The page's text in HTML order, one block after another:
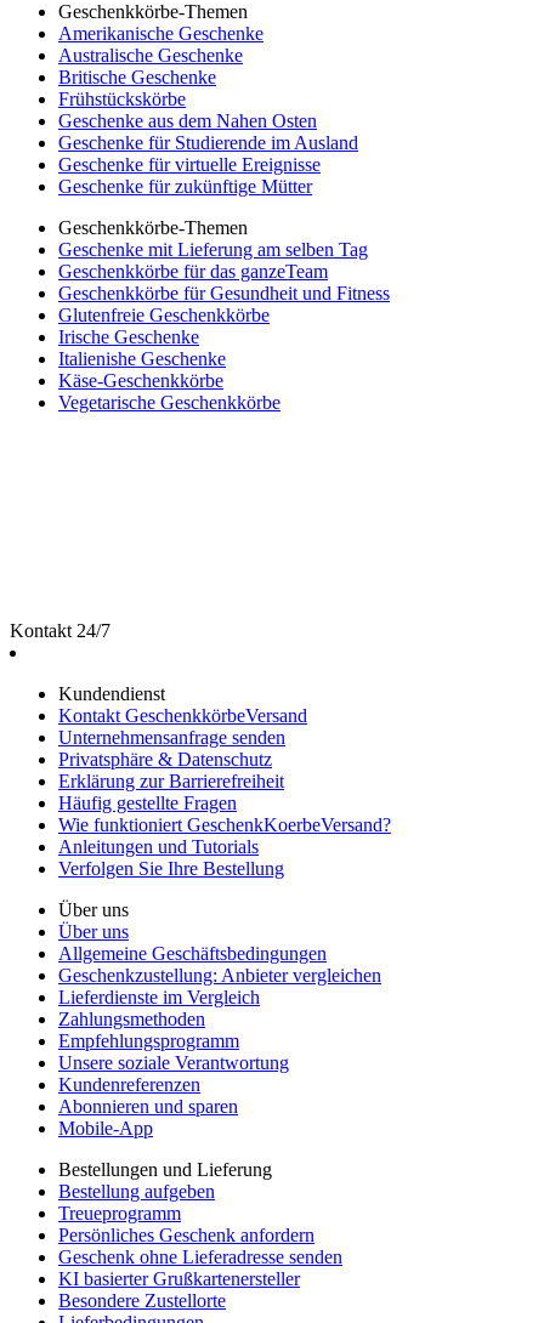
Geschenkkörbe-Themen
Amerikanische Geschenke
Australische Geschenke
Britische Geschenke
Frühstückskörbe
Geschenke aus dem Nahen Osten
Geschenke für Studierende im Ausland
Geschenke für virtuelle Ereignisse
Geschenke für zukünftige Mütter
Geschenkkörbe-Themen
Geschenke mit Lieferung am selben Tag
Geschenkkörbe für das ganzeTeam
Geschenkkörbe für Gesundheit und Fitness
Glutenfreie Geschenkkörbe
Irische Geschenke
Italienishe Geschenke
Käse-Geschenkkörbe
Vegetarische Geschenkkörbe
Kontakt 24/7
Kundendienst
Kontakt GeschenkkörbeVersand
Unternehmensanfrage senden
Privatsphäre & Datenschutz
Erklärung zur Barrierefreiheit
Häufig gestellte Fragen
Wie funktioniert GeschenkKoerbeVersand?
Anleitungen und Tutorials
Verfolgen Sie Ihre Bestellung
Über uns
Über uns
Allgemeine Geschäftsbedingungen
Geschenkzustellung: Anbieter vergleichen
Lieferdienste im Vergleich
Zahlungsmethoden
Empfehlungsprogramm
Unsere soziale Verantwortung
Kundenreferenzen
Abonnieren und sparen
Mobile-App
Bestellungen und Lieferung
Bestellung aufgeben
Treueprogramm
Persönliches Geschenk anfordern
Geschenk ohne Lieferadresse senden
KI basierter Grußkartenersteller
Besondere Zustellorte